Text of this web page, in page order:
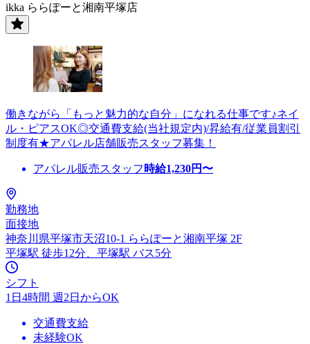
ikka ららぽーと湘南平塚店
働きながら「もっと魅力的な自分」になれる仕事です♪ネイ
ル・ピアスOK◎交通費支給(当社規定内)/昇給有/従業員割引
制度有★アパレル店舗販売スタッフ募集！
アパレル販売スタッフ 時給1,230円〜
勤務地
面接地
神奈川県平塚市天沼10-1 ららぽーと湘南平塚 2F
平塚駅 徒歩12分、平塚駅 バス5分
シフト
1日4時間 週2日からOK
交通費支給
未経験OK